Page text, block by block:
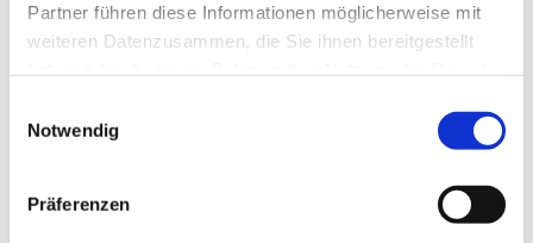
Partner führen diese Informationen möglicherweise mit
weiteren Datenzusammen, die Sie ihnen bereitgestellt
Impressum
Notwendig
Präferenzen
Planen Sie Ihre Anreise
Verkehrs- und Tarifverbund Stuttgart GmbH
Deutsche Bahn AG
Google Maps Route